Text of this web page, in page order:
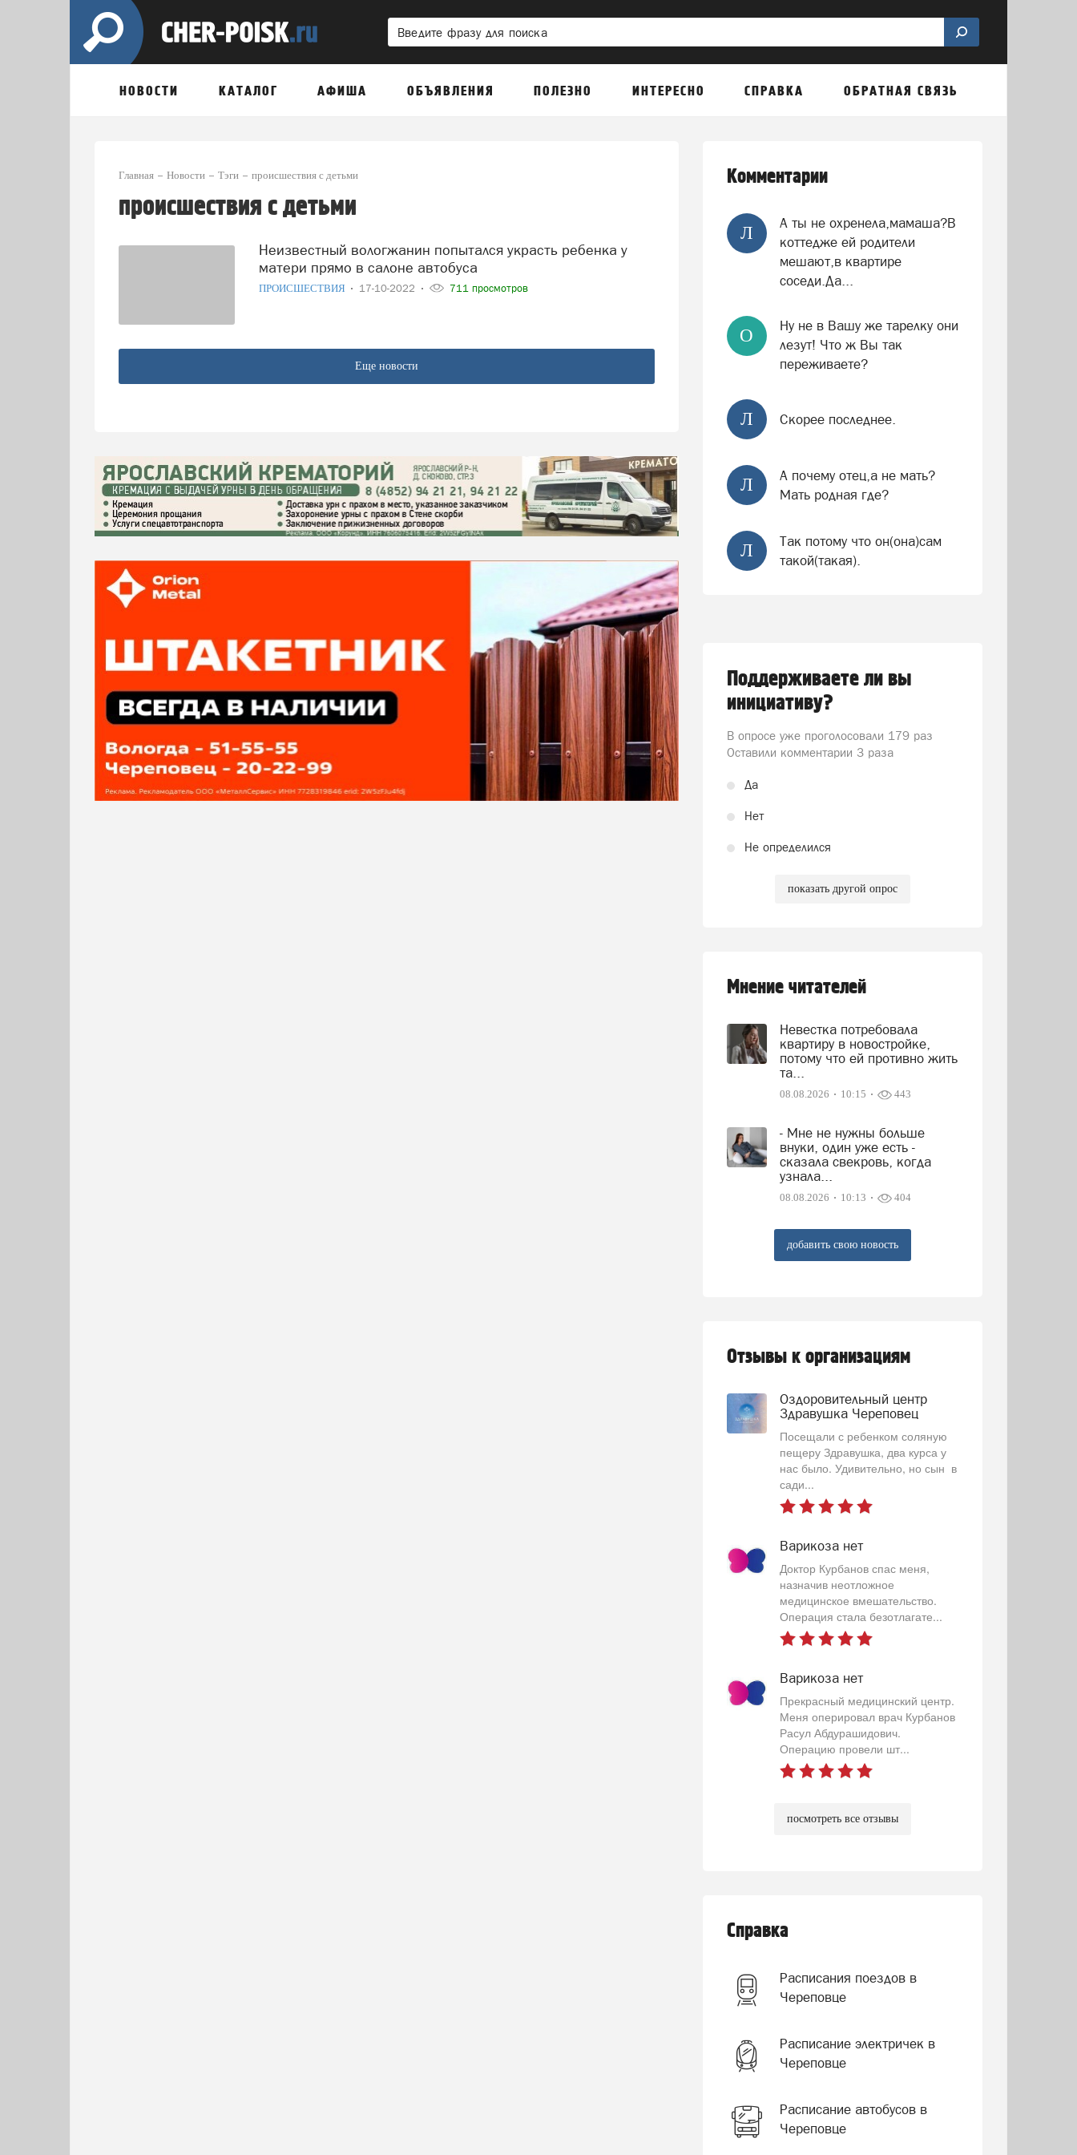
НОВОСТИ КАТАЛОГ АФИША ОБЪЯВЛЕНИЯ ПОЛЕЗНО ИНТЕРЕСНО СПРАВКА ОБРАТНАЯ СВЯЗЬ
Главная Новости Тэги происшествия с детьми
происшествия с детьми
Неизвестный вологжанин попытался украсть ребенка у
матери прямо в салоне автобуса
ПРОИСШЕСТВИЯ 17-10-2022 711 просмотров
Еще новости
Комментарии
Л
А ты не охренела,мамаша?В
коттедже ей родители
мешают,в квартире
соседи.Да...
О
Ну не в Вашу же тарелку они
лезут! Что ж Вы так
переживаете?
Л Скорее последнее.
Л
А почему отец,а не мать?
Мать родная где?
Л
Так потому что он(она)сам
такой(такая).
Поддерживаете ли вы
инициативу?
В опросе уже проголосовали 179 раз
Оставили комментарии 3 раза
Да
Нет
Не определился
показать другой опрос
Мнение читателей
Невестка потребовала
квартиру в новостройке,
потому что ей противно жить
та...
08.08.2026 10:15 443
- Мне не нужны больше
внуки, один уже есть -
сказала свекровь, когда
узнала...
08.08.2026 10:13 404
добавить свою новость
Отзывы к организациям
Оздоровительный центр
Здравушка Череповец
Посещали с ребенком соляную
пещеру Здравушка, два курса у
нас было. Удивительно, но сын в
сади...
Варикоза нет
Доктор Курбанов спас меня,
назначив неотложное
медицинское вмешательство.
Операция стала безотлагате...
Варикоза нет
Прекрасный медицинский центр.
Меня оперировал врач Курбанов
Расул Абдурашидович.
Операцию провели шт...
посмотреть все отзывы
Справка
Расписания поездов в
Череповце
Расписание электричек в
Череповце
Расписание автобусов в
Череповце